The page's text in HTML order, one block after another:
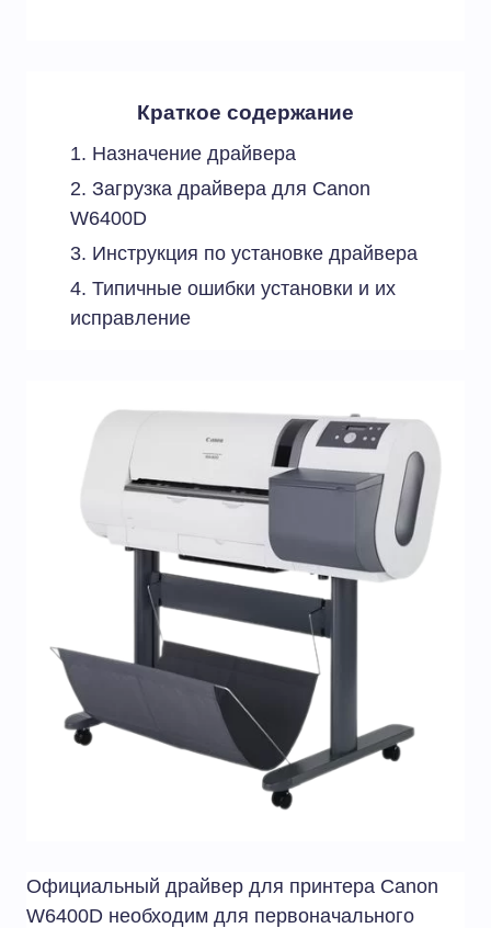
Краткое содержание
Назначение драйвера
Загрузка драйвера для Canon
W6400D
Инструкция по установке драйвера
Типичные ошибки установки и их
исправление
Официальный драйвер для принтера Canon
W6400D необходим для первоначального